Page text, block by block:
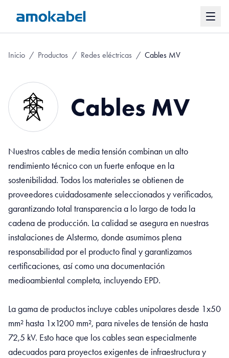
Inicio / Productos / Redes eléctricas / Cables MV
Cables MV
Nuestros cables de media tensión combinan un alto
rendimiento técnico con un fuerte enfoque en la
sostenibilidad. Todos los materiales se obtienen de
proveedores cuidadosamente seleccionados y verificados,
garantizando total transparencia a lo largo de toda la
cadena de producción. La calidad se asegura en nuestras
instalaciones de Alstermo, donde asumimos plena
responsabilidad por el producto final y garantizamos
certificaciones, así como una documentación
medioambiental completa, incluyendo EPD.
La gama de productos incluye cables unipolares desde 1x50
mm² hasta 1x1200 mm², para niveles de tensión de hasta
72,5 kV. Esto hace que los cables sean especialmente
adecuados para proyectos exigentes de infraestructura y